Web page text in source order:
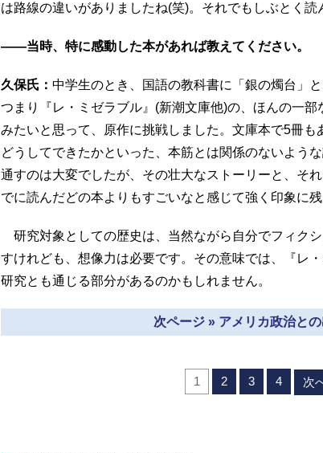
は路線の違いがありましたね(笑)。それでもしぶとく読
――当時、特に感動した本があれば教えてください。
久保氏： 中学生のとき、国語の教科書に「銀の燭台」
つまり『レ・ミゼラブル』(新潮文庫他)の、ほんの一
みたいと思って、原作に挑戦しました。文庫本で5冊
どうしてできたかといった、本筋とは関係のないよう
通すのは大変でしたが、その壮大なストーリーと、そ
でに読んだどの本よりもすごいなと感じて強く印象に残
研究対象としての歴史は、当然ながら自分でフィク
すけれども、想像力は必要です。その意味では、『レ
研究とも通じる部分があるのかもしれません。
次ページ » アメリカ政治と
1 2 3 4 次